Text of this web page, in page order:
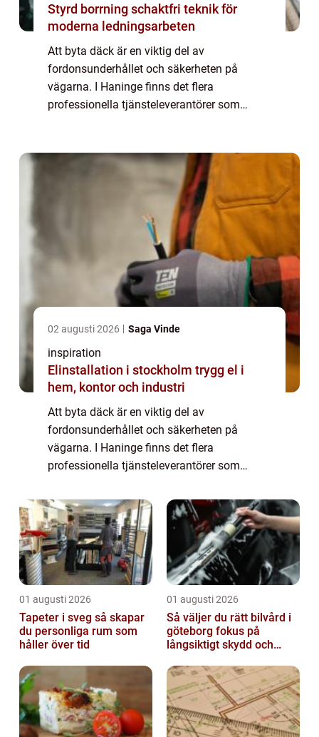
Styrd borrning schaktfri teknik för
moderna ledningsarbeten
Att byta däck är en viktig del av
fordonsunderhållet och säkerheten på
vägarna. I Haninge finns det flera
professionella tjänsteleverantörer som
02 augusti 2026 Saga Vinde
inspiration
Elinstallation i stockholm trygg el i
hem, kontor och industri
Att byta däck är en viktig del av
fordonsunderhållet och säkerheten på
vägarna. I Haninge finns det flera
professionella tjänsteleverantörer som
01 augusti 2026
Tapeter i sveg så skapar
du personliga rum som
håller över tid
01 augusti 2026
Så väljer du rätt bilvård i
göteborg fokus på
långsiktigt skydd och